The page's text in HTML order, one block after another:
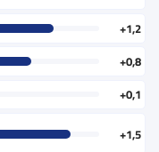
+1,2
+0,8
+0,1
+1,5